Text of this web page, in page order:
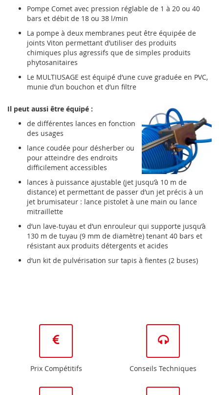
Pompe Comet avec pression réglable de 1 à 20 ou 40
bars et débit de 18 ou 38 l/min
La pompe à deux membranes peut être équipée de
joints Viton permettant d’utiliser des produits
chimiques plus agressifs que de simples produits
phytosanitaires
Le MULTIUSAGE est équipé d’une cuve graduée en PVC,
munie d’un bouchon et d’un filtre
Il peut aussi être équipé :
de différentes lances en fonction
des usages
lance coudée pour désherber ou
pour atteindre des endroits
difficilement accessibles
lances à puissance ajustable (jet jusqu’à 10 m de
distance) et permettant de passer d’un jet précis à un
jet brumisateur : lance pistolet à une main ou lance
mitraillette
d’un lave-tuyau et d’un enrouleur qui supporte jusqu’à
130 m de tuyau (9 mm de diamètre) tenant 40 bars et
résistant aux produits détergents et acides
d’un kit de pulvérisation sur tapis à fientes (2 buses)
Prix Compétitifs Conseils Techniques